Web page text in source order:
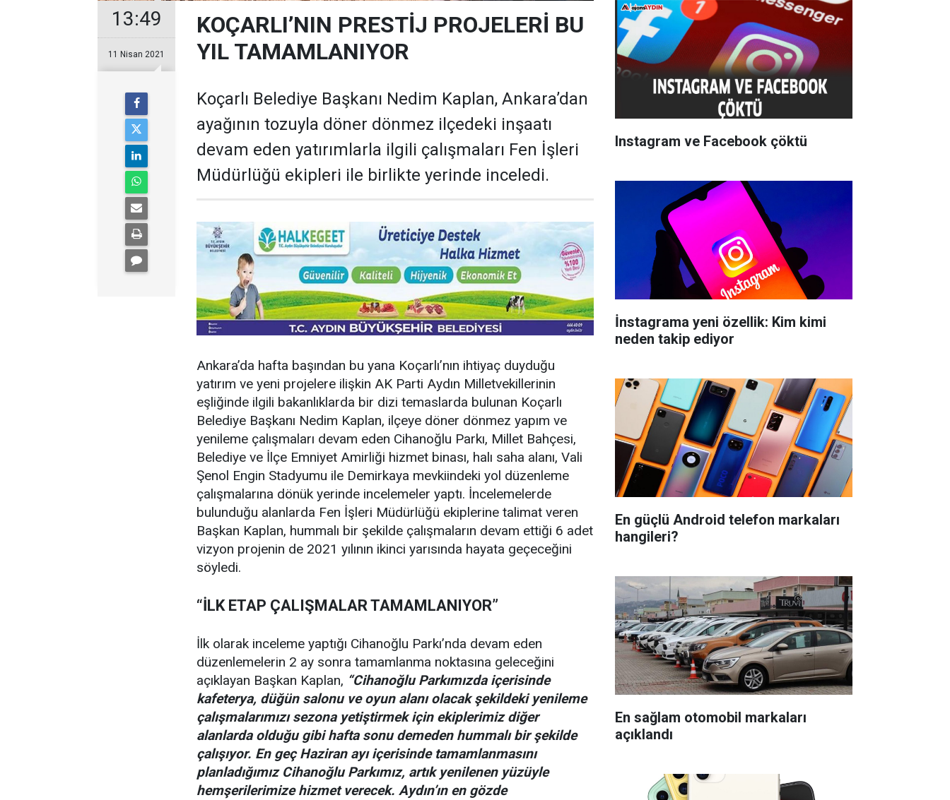
13:49
11 Nisan 2021
KOÇARLI’NIN PRESTİJ PROJELERİ BU
YIL TAMAMLANIYOR
Koçarlı Belediye Başkanı Nedim Kaplan, Ankara’dan
ayağının tozuyla döner dönmez ilçedeki inşaatı
devam eden yatırımlarla ilgili çalışmaları Fen İşleri
Müdürlüğü ekipleri ile birlikte yerinde inceledi.
Ankara’da hafta başından bu yana Koçarlı’nın ihtiyaç duyduğu
yatırım ve yeni projelere ilişkin AK Parti Aydın Milletvekillerinin
eşliğinde ilgili bakanlıklarda bir dizi temaslarda bulunan Koçarlı
Belediye Başkanı Nedim Kaplan, ilçeye döner dönmez yapım ve
yenileme çalışmaları devam eden Cihanoğlu Parkı, Millet Bahçesi,
Belediye ve İlçe Emniyet Amirliği hizmet binası, halı saha alanı, Vali
Şenol Engin Stadyumu ile Demirkaya mevkiindeki yol düzenleme
çalışmalarına dönük yerinde incelemeler yaptı. İncelemelerde
bulunduğu alanlarda Fen İşleri Müdürlüğü ekiplerine talimat veren
Başkan Kaplan, hummalı bir şekilde çalışmaların devam ettiği 6 adet
vizyon projenin de 2021 yılının ikinci yarısında hayata geçeceğini
söyledi.
“İLK ETAP ÇALIŞMALAR TAMAMLANIYOR”
İlk olarak inceleme yaptığı Cihanoğlu Parkı’nda devam eden
düzenlemelerin 2 ay sonra tamamlanma noktasına geleceğini
açıklayan Başkan Kaplan, “Cihanoğlu Parkımızda içerisinde
kafeterya, düğün salonu ve oyun alanı olacak şekildeki yenileme
çalışmalarımızı sezona yetiştirmek için ekiplerimiz diğer
alanlarda olduğu gibi hafta sonu demeden hummalı bir şekilde
çalışıyor. En geç Haziran ayı içerisinde tamamlanmasını
planladığımız Cihanoğlu Parkımız, artık yenilenen yüzüyle
hemşerilerimize hizmet verecek. Aydın’ın en gözde
Instagram ve Facebook çöktü
İnstagrama yeni özellik: Kim kimi
neden takip ediyor
En güçlü Android telefon markaları
hangileri?
En sağlam otomobil markaları
açıklandı